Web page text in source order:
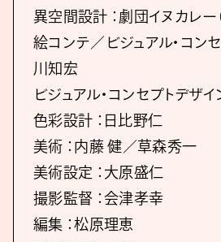
異空間設計 ：劇団イヌカレー
絵コンテ／ビジュアル・コン
川知宏
ビジュアル・コンセプトデザ
色彩設計 ：日比野仁
美術 ：内藤 健／草森秀一
美術設定 ：大原盛仁
撮影監督 ：会津孝幸
編集 ：松原理恵